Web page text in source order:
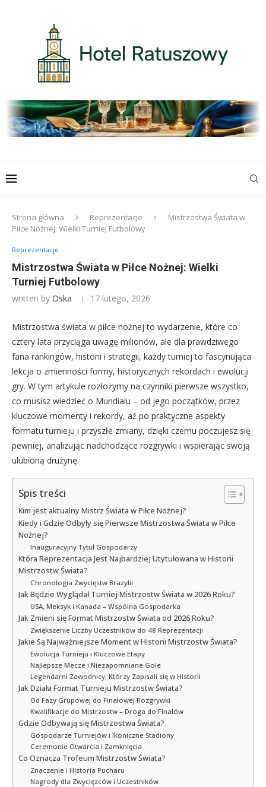
Strona główna Reprezentacje
Mistrzostwa Świata w
Piłce Nożnej: Wielki Turniej Futbolowy
Reprezentacje
Mistrzostwa Świata w Piłce Nożnej: Wielki
Turniej Futbolowy
written by Oska 17 lutego, 2026
Mistrzostwa świata w piłce nożnej to wydarzenie, które co
cztery lata przyciąga uwagę milionów, ale dla prawdziwego
fana rankingów, historii i strategii, każdy turniej to fascynująca
lekcja o zmienności formy, historycznych rekordach i ewolucji
gry. W tym artykule rozłożymy na czynniki pierwsze wszystko,
co musisz wiedzieć o Mundialu – od jego początków, przez
kluczowe momenty i rekordy, aż po praktyczne aspekty
formatu turnieju i przyszłe zmiany, dzięki czemu poczujesz się
pewniej, analizując nadchodzące rozgrywki i wspierając swoją
ulubioną drużynę.
Spis treści
Kim jest aktualny Mistrz Świata w Piłce Nożnej?
Kiedy i Gdzie Odbyły się Pierwsze Mistrzostwa Świata w Piłce
Nożnej?
Inauguracyjny Tytuł Gospodarzy
Która Reprezentacja Jest Najbardziej Utytułowana w Historii
Mistrzostw Świata?
Chronologia Zwycięstw Brazylii
Jak Będzie Wyglądał Turniej Mistrzostw Świata w 2026 Roku?
USA, Meksyk i Kanada – Wspólna Gospodarka
Jak Zmieni się Format Mistrzostw Świata od 2026 Roku?
Zwiększenie Liczby Uczestników do 48 Reprezentacji
Jakie Są Najważniejsze Moment w Historii Mistrzostw Świata?
Ewolucja Turnieju i Kluczowe Etapy
Najlepsze Mecze i Niezapomniane Gole
Legendarni Zawodnicy, Którzy Zapisali się w Historii
Jak Działa Format Turnieju Mistrzostw Świata?
Od Fazy Grupowej do Finałowej Rozgrywki
Kwalifikacje do Mistrzostw – Droga do Finałów
Gdzie Odbywają się Mistrzostwa Świata?
Gospodarze Turniejów i Ikoniczne Stadiony
Ceremonie Otwarcia i Zamknięcia
Co Oznacza Trofeum Mistrzostw Świata?
Znaczenie i Historia Pucharu
Nagrody dla Zwycięzców i Uczestników